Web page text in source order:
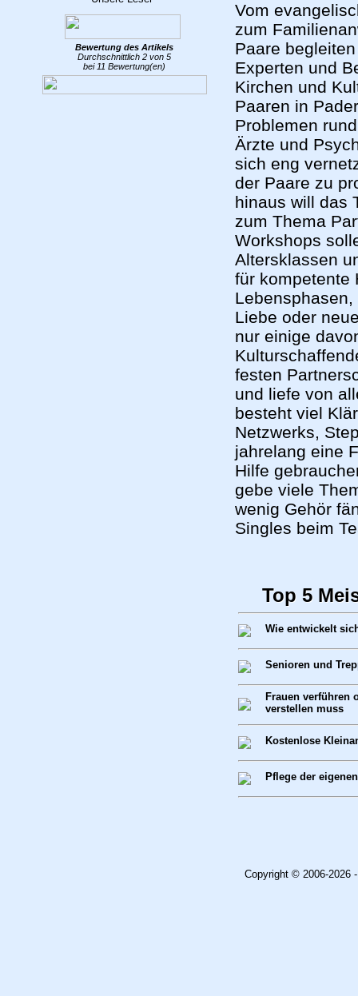
Bewertung des Artikels
Durchschnittlich 2 von 5
bei 11 Bewertung(en)
Vom
zum
Paare
Experten und
Kirchen und
Paaren in
Problemen
Ärzte und
sich eng
der Paare zu
hinaus will das
zum Thema
Workshops
Altersklassen
für kompetente
Liebe oder
nur einige
festen
und liefe von
besteht viel
Netzwerks,
jahrelang eine
Hilfe
gebe viele
wenig Gehör
Singles beim
Top 5
Wie entwickelt
Senioren und
Frauen verführen
verstellen muss
Kostenlose
Pflege der
Copyright © 2006-